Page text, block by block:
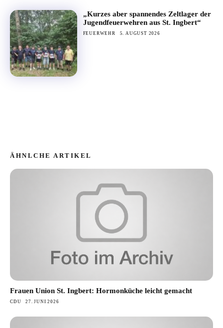
„Kurzes aber spannendes Zeltlager der
Jugendfeuerwehren aus St. Ingbert“
FEUERWEHR 5. AUGUST 2026
ÄHNLCHE ARTIKEL
Frauen Union St. Ingbert: Hormonküche leicht gemacht
CDU 27. JUNI 2026